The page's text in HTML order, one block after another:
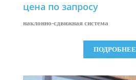
цена по запросу
наклонно-сдвижная система
ПОДРОБНЕЕ